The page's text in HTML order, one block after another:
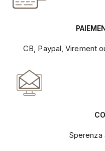
CB, Paypal, Virement